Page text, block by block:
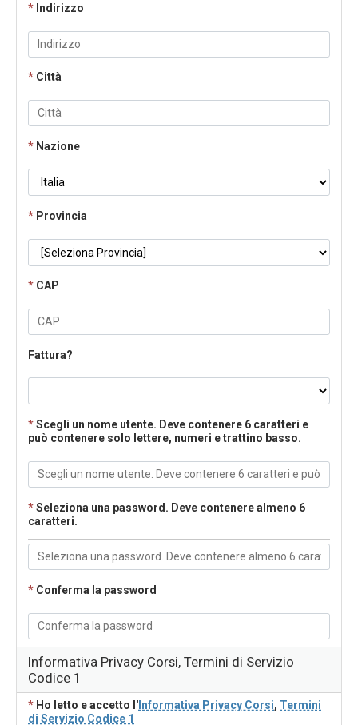
* Indirizzo
* Città
* Nazione
* Provincia
* CAP
Fattura?
*Scegli un nome utente. Deve contenere 6 caratteri e
può contenere solo lettere, numeri e trattino basso.
*Seleziona una password. Deve contenere almeno 6
caratteri.
* Conferma la password
Informativa Privacy Corsi, Termini di Servizio
Codice 1
* Ho letto e accetto l' Informativa Privacy Corsi, Termini
di Servizio Codice 1